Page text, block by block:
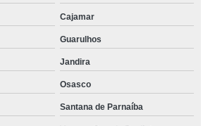
Cajamar
Guarulhos
Jandira
Osasco
Santana de Parnaíba